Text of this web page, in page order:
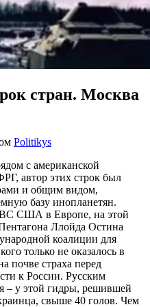
стран. Москва
Politikys
с американской
автор этих строк был
и общим видом,
базу инопланетян.
США в Европе, на этой
Ллойда Остина
коалиции для
только не оказалось в
почве страха перед
к России. Русским
– у этой гидры, решившей
свыше 40 голов. Чем